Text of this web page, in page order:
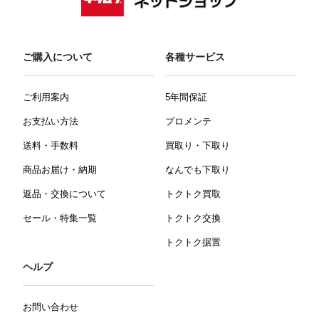
ご購入について
ご利用案内
お支払い方法
送料・手数料
商品お届け・納期
返品・交換について
セール・特集一覧
各種サービス
5年間保証
プロメンテ
買取り・下取り
なんでも下取り
トクトク買取
トクトク交換
トクトク据置
ヘルプ
お問い合わせ